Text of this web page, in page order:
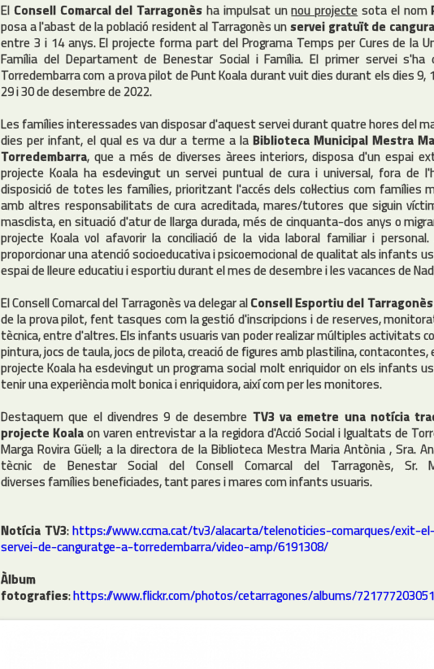
El Consell Comarcal del Tarragonèsha impulsat unnou projecte sota el nom
posa a l'abast de la població resident al Tarragonès unservei gratuït de
entre 3 i 14 anys. El projecte forma part del Programa Temps per Cures de la
Família del Departament de Benestar Social i Família. El primer servei s'ha
Torredembarra com a prova pilot de Punt Koala durant vuit dies durant els dies 9,
29 i 30 de desembre de 2022.
Les famílies interessades van disposar d'aquest servei durant quatre hores del
dies per infant, el qual es va dur a terme a la Biblioteca Municipal Mestra
Torredembarra, que a més de diverses àrees interiors, disposa d'un espai
projecte Koala ha esdevingut un servei puntual de cura i universal, fora de
disposició de totes les famílies, prioritzant l'accés dels col·lectius com famílies
amb altres responsabilitats de cura acreditada, mares/tutores que siguin
masclista, en situació d'atur de llarga durada, més de cinquanta-dos anys o
projecte Koala vol afavorir la conciliació de la vida laboral familiar i
proporcionar una atenció socioeducativa i psicoemocional de qualitat als infants
espai de lleure educatiu i esportiu durant el mes de desembre i les vacances de
El Consell Comarcal del Tarragonès va delegar alConsell Esportiu del Tarragonès
de la prova pilot, fent tasques com la gestió d'inscripcions i de reserves,
tècnica, entre d'altres. Els infants usuaris van poder realizar múltiples activitats
pintura, jocs de taula, jocs de pilota, creació de figures amb plastilina,
projecte Koala ha esdevingut un programa social molt enriquidor on els infants
tenir una experiència molt bonica i enriquidora, així com per les monitores.
Destaquem que el divendres 9 de desembre TV3 va emetre una notícia
projecte Koalaon varen entrevistar a la regidora d'Acció Social i Igualtats de
Marga Rovira Güell; a la directora de la Biblioteca Mestra Maria Antònia , Sra.
tècnic de Benestar Social del Consell Comarcal del Tarragonès, Sr.
diverses famílies beneficiades, tant pares i mares com infants usuaris.
Notícia TV3:https://www.ccma.cat/tv3/alacarta/telenoticies-comarques/exit-
servei-de-canguratge-a-torredembarra/video-amp/6191308/
Àlbum
fotografies:https://www.flickr.com/photos/cetarragones/albums/